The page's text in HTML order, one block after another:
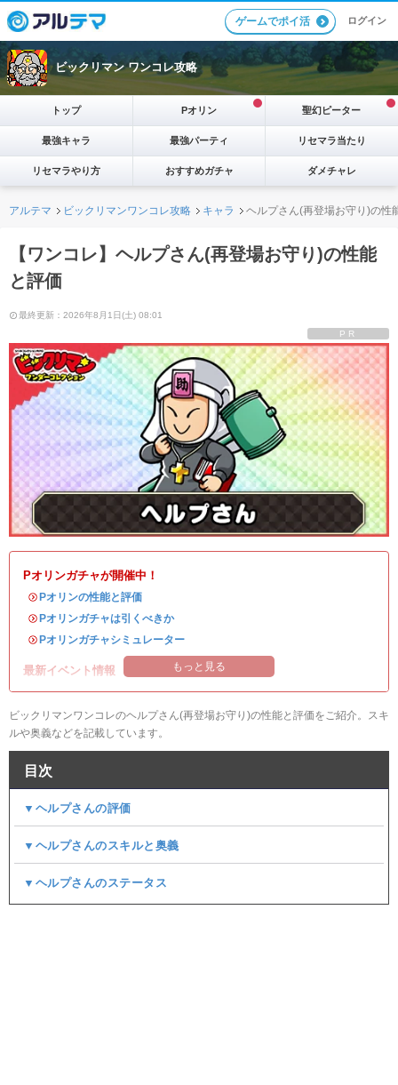
ゲームでポイ活 ログイン
ビックリマン ワンコレ攻略
トップ Pオリン 聖幻ピーター
最強キャラ 最強パーティ リセマラ当たり
リセマラやり方 おすすめガチャ ダメチャレ
アルテマ ビックリマンワンコレ攻略 キャラ ヘルプさん(再登場お守り)の性
【ワンコレ】ヘルプさん(再登場お守り)の性能
と評価
最終更新：2026年8月1日(土) 08:01
PR
Pオリンガチャが開催中！
・Pオリンの性能と評価
・Pオリンガチャは引くべきか
・Pオリンガチャシミュレーター
最新イベント情報 もっと見る
ビックリマンワンコレのヘルプさん(再登場お守り)の性能と評価をご紹介。スキ
ルや奥義などを記載しています。
目次
▼ヘルプさんの評価
▼ヘルプさんのスキルと奥義
▼ヘルプさんのステータス